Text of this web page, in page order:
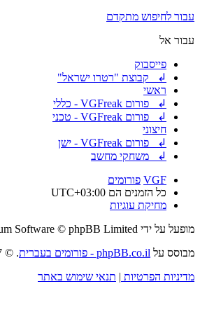
עבור לחיפוש מתקדם
עבור אל
פייסבוק
↲ קבוצת "רטרו ישראל"
ראשי
↲ פורום VGFreak - כללי
↲ פורום VGFreak - טכני
חיצוני
↲ פורום VGFreak - ישן
↲ משחקי מחשב
VGF פורומים
כל הזמנים הם UTC+03:00
מחיקת עוגיות
מופעל על ידי Software © phpBB Limited
מבוסס על phpBB.co.il - פורומים בעברית
. © 2017 - phpBB.co.il.
מדיניות הפרטיות | תנאי שימוש באתר